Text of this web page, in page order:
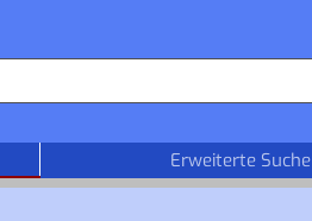
Erweiterte Suche